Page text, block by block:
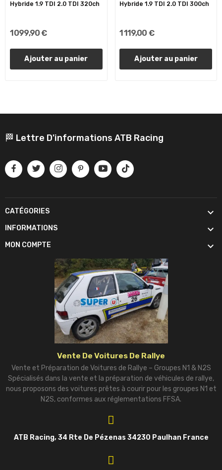
Hybride 1.9 TDI 2.0 TDI 320ch
1 099,90 €
Ajouter au panier
Hybride 1.9 TDI 2.0 TDI 300ch
1 119,00 €
Ajouter au panier
🏁 Lettre D'informations ATB Racing
CATÉGORIES 
INFORMATIONS 
MON COMPTE 
Vente De Voitures De Rallye
Vente et Préparation de Voitures de Rallye – Groupes N1 & N2S
Spécialisés dans la vente et la préparation de véhicules de rallye,
nous proposons des voitures prêtes à courir pour les groupes N1 et
N2S, conformes aux réglementations FFSA.
ATB Racing, 34 Rte De Pézenas 34230 Paulhan France